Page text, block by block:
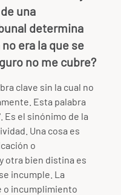
una
determina
era la que se
no me cubre?
clave sin la cual no
Esta palabra
el sinónimo de la
Una cosa es
o
otra bien distina es
incumple. La
o incumplimiento